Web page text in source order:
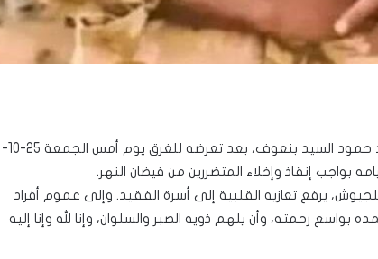
انتقل إلى رحمة الله تعالى، الرقيب بحري محمد حمود السيد بنعوف، بعد تعرضه للغرق يوم أمس الجمعة 25-10-
للجيوش، يرفع تعازيه القلبية إلى أسرة الفقيد. وإلى عموم أفراد
بواسع رحمته، وأن يلهم ذويه الصبر والسلوان، وإنا لله وإنا إليه